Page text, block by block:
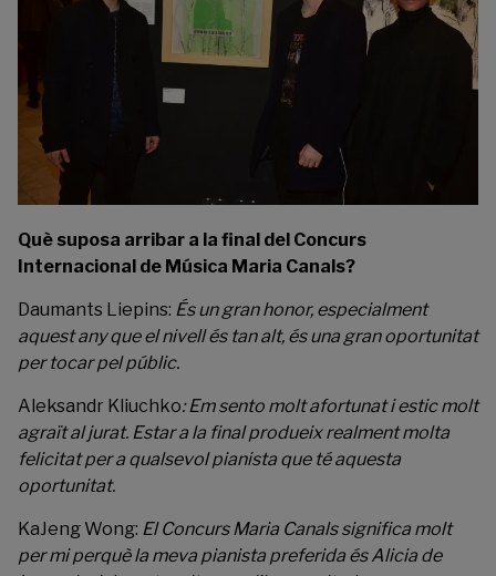
Què suposa arribar a la final del Concurs
Internacional de Música Maria Canals?
Daumants Liepins: És un gran honor, especialment
aquest any que el nivell és tan alt, és una gran oportunitat
per tocar pel públic.
Aleksandr Kliuchko:Em sento molt afortunat i estic molt
agraït al jurat. Estar a la final produeix realment molta
felicitat per a qualsevol pianista que té aquesta
oportunitat.
KaJeng Wong: El Concurs Maria Canals significa molt
per mi perquè la meva pianista preferida és Alicia de